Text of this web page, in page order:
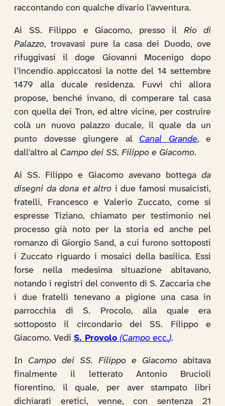
raccontando con qualche divario l’avventura.
Ai SS. Filippo e Giacomo, presso il Rio di
Palazzo, trovavasi pure la casa dei Duodo, ove
rifuggivasi il doge Giovanni Mocenigo dopo
l’incendio appiccatosi la notte del 14 settembre
1479 alla ducale residenza. Fuvvi chi allora
propose, benché invano, di comperare tal casa
con quella dei Tron, ed altre vicine, per costruire
colà un nuovo palazzo ducale, il quale da un
punto dovesse giungere al Canal Grande, e
dall’altro al Campo dei SS. Filippo e Giacomo.
Ai SS. Filippo e Giacomo avevano bottega da
disegni da dona et altro i due famosi musaicisti,
fratelli, Francesco e Valerio Zuccato, come si
espresse Tiziano, chiamato per testimonio nel
processo già noto per la storia ed anche pel
romanzo di Giorgio Sand, a cui furono sottoposti
i Zuccato riguardo i mosaici della basilica. Essi
forse nella medesima situazione abitavano,
notando i registri del convento di S. Zaccaria che
i due fratelli tenevano a pigione una casa in
parrocchia di S. Procolo, alla quale era
sottoposto il circondario dei SS. Filippo e
Giacomo. Vedi S. Provolo (Campo ecc.).
In Campo dei SS. Filippo e Giacomo abitava
finalmente il letterato Antonio Brucioli
fiorentino, il quale, per aver stampato libri
dichiarati eretici, venne, con sentenza 21